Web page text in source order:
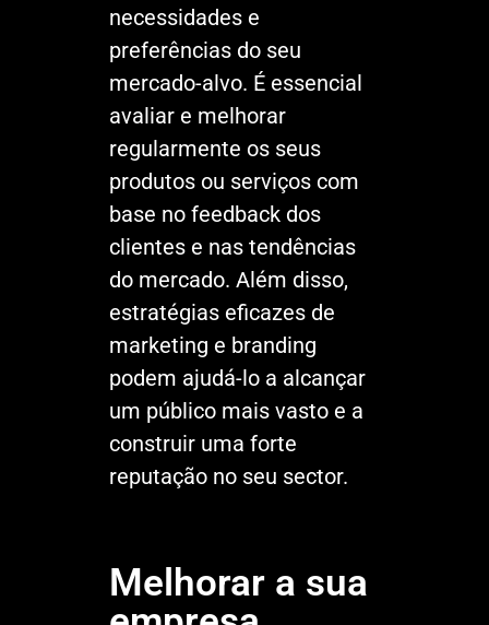
necessidades e
preferências do seu
mercado-alvo. É essencial
avaliar e melhorar
regularmente os seus
produtos ou serviços com
base no feedback dos
clientes e nas tendências
do mercado. Além disso,
estratégias eficazes de
marketing e branding
podem ajudá-lo a alcançar
um público mais vasto e a
construir uma forte
reputação no seu sector.
Melhorar a sua